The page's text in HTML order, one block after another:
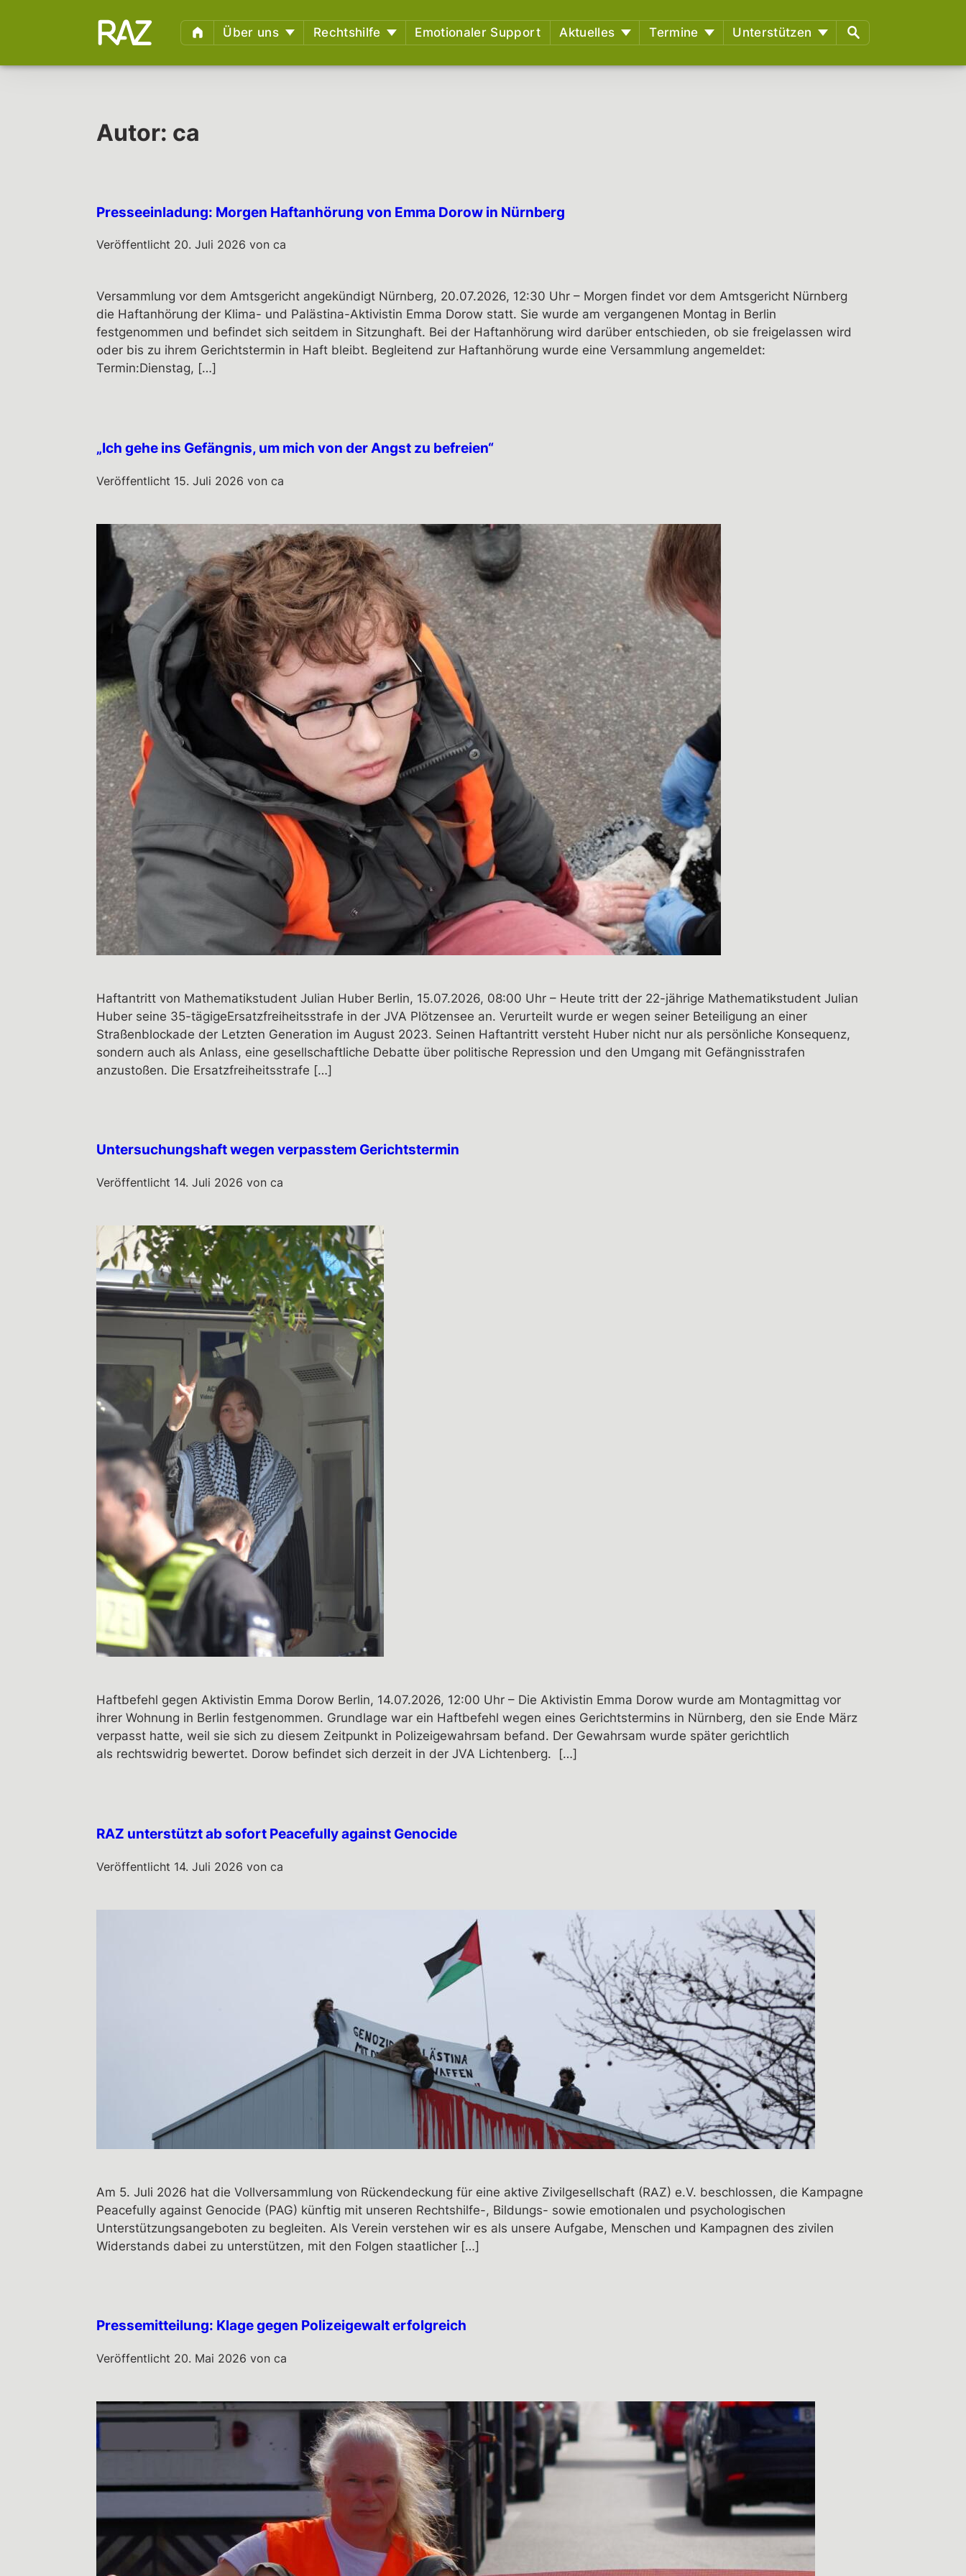
Über uns
Anzeige Adlon
Newsletter
Rechtshilfe
Individuelle EA-Nummer
Impressionen aus dem
Gerichtsentscheidungen
Verfassungsbeschwerden
Emotionaler Support Aktuelles Termine Unterstützen
Autor: ca
Presseeinladung: Morgen Haftanhörung von Emma Dorow in Nürnberg
Veröffentlicht 20. Juli 2026 von ca
Versammlung vor dem Amtsgericht angekündigt Nürnberg, 20.07.2026, 12:30 Uhr – Morgen findet vor dem Amtsgericht Nürnberg
die Haftanhörung der Klima- und Palästina-Aktivistin Emma Dorow statt. Sie wurde am vergangenen Montag in Berlin
festgenommen und befindet sich seitdem in Sitzunghaft. Bei der Haftanhörung wird darüber entschieden, ob sie freigelassen wird
oder bis zu ihrem Gerichtstermin in Haft bleibt. Begleitend zur Haftanhörung wurde eine Versammlung angemeldet:
Termin:Dienstag, […]
„Ich gehe ins Gefängnis, um mich von der Angst zu befreien“
Veröffentlicht 15. Juli 2026 von ca
Haftantritt von Mathematikstudent Julian Huber Berlin, 15.07.2026, 08:00 Uhr – Heute tritt der 22-jährige Mathematikstudent Julian
Huber seine 35-tägigeErsatzfreiheitsstrafe in der JVA Plötzensee an. Verurteilt wurde er wegen seiner Beteiligung an einer
Straßenblockade der Letzten Generation im August 2023. Seinen Haftantritt versteht Huber nicht nur als persönliche Konsequenz,
sondern auch als Anlass, eine gesellschaftliche Debatte über politische Repression und den Umgang mit Gefängnisstrafen
anzustoßen. Die Ersatzfreiheitsstrafe […]
Untersuchungshaft wegen verpasstem Gerichtstermin
Veröffentlicht 14. Juli 2026 von ca
Haftbefehl gegen Aktivistin Emma Dorow Berlin, 14.07.2026, 12:00 Uhr – Die Aktivistin Emma Dorow wurde am Montagmittag vor
ihrer Wohnung in Berlin festgenommen. Grundlage war ein Haftbefehl wegen eines Gerichtstermins in Nürnberg, den sie Ende März
verpasst hatte, weil sie sich zu diesem Zeitpunkt in Polizeigewahrsam befand. Der Gewahrsam wurde später gerichtlich
als rechtswidrig bewertet. Dorow befindet sich derzeit in der JVA Lichtenberg. […]
RAZ unterstützt ab sofort Peacefully against Genocide
Veröffentlicht 14. Juli 2026 von ca
Am 5. Juli 2026 hat die Vollversammlung von Rückendeckung für eine aktive Zivilgesellschaft (RAZ) e.V. beschlossen, die Kampagne
Peacefully against Genocide (PAG) künftig mit unseren Rechtshilfe-, Bildungs- sowie emotionalen und psychologischen
Unterstützungsangeboten zu begleiten. Als Verein verstehen wir es als unsere Aufgabe, Menschen und Kampagnen des zivilen
Widerstands dabei zu unterstützen, mit den Folgen staatlicher […]
Pressemitteilung: Klage gegen Polizeigewalt erfolgreich
Veröffentlicht 20. Mai 2026 von ca